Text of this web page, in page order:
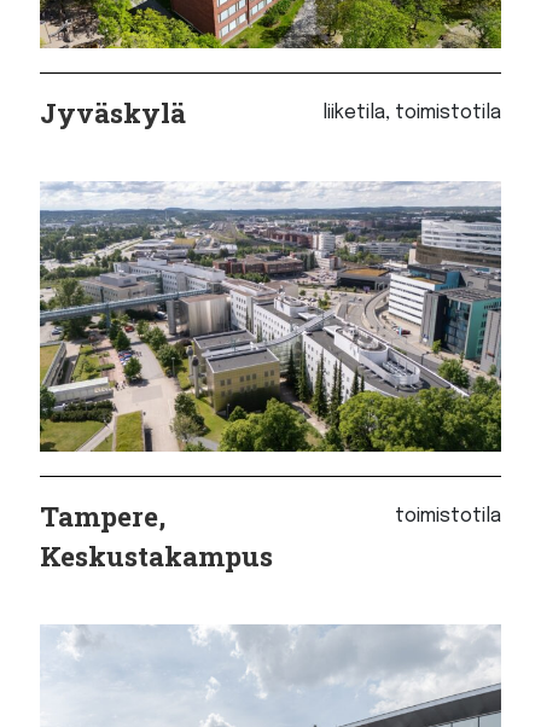
Jyväskylä liiketila, toimistotila
Tampere,
Keskustakampus
toimistotila